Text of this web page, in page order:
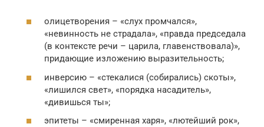
олицетворения – «слух промчался»,
«невинность не страдала», «правда председала
(в контексте речи – царила, главенствовала)»,
придающие изложению выразительность;
инверсию – «стекалися (собирались) скоты»,
«лишился свет», «порядка насадитель»,
«дивишься ты»;
эпитеты – «смиренная харя», «лютейший рок»,